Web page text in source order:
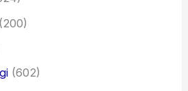
(200)
(602)